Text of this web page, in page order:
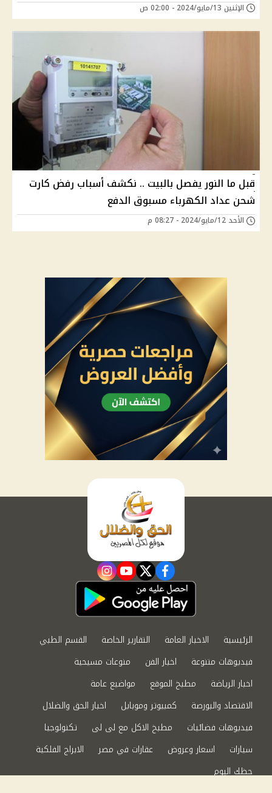
الإثنين 13/مايو/2024 - 02:00 ص
قبل ما النور يفصل بالبيت .. نكشف أسباب رفض كارت
شحن عداد الكهرباء مسبوق الدفع
الأحد 12/مايو/2024 - 08:27 م
facebook
twitter
youtube
instagram
الرئيسية الاخبار العامة التقارير الخاصة
القسم الطبي
فيديوهات متنوعة
اخبار الفن
منوعات مسيحية
اخبار الرياضة
مطبخ الموقع
مواضيع عامة
الاقتصاد والبورصة
كمبيوتر وموبايل
اخبار الحق والضلال
فيديوهات فضائيات
مطبخ الاكل مع لى لى
تكنولوجيا
سيارات
اسعار وعروض عقارات في مصر
الابراج الفلكية
حظك اليوم